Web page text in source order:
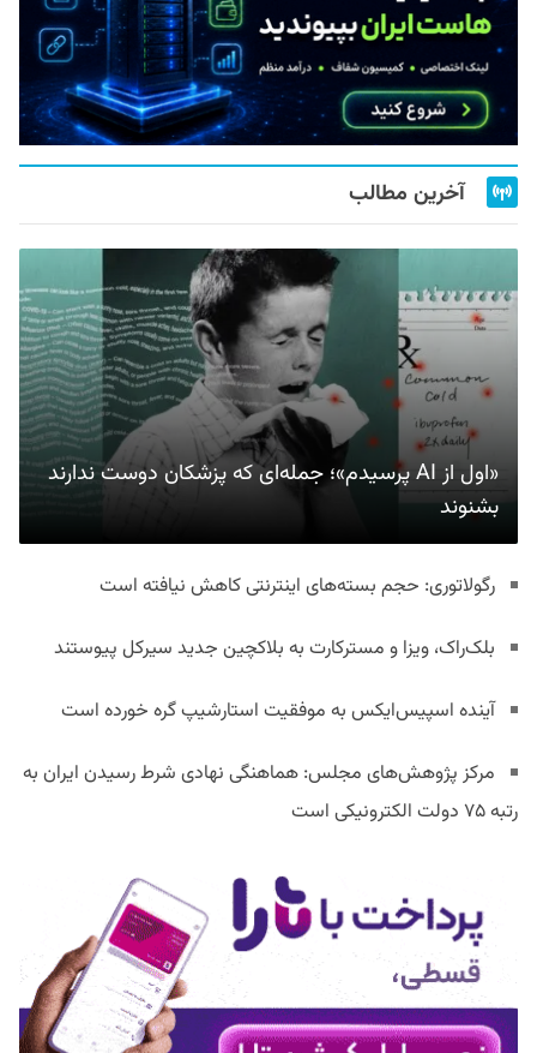
آخرین مطالب
«اول از AI پرسیدم»؛ جمله‌ای که پزشکان دوست ندارند
بشنوند
رگولاتوری: حجم بسته‌های اینترنتی کاهش نیافته است
بلک‌راک، ویزا و مسترکارت به بلاکچین جدید سیرکل پیوستند
آینده اسپیس‌ایکس به موفقیت استارشیپ گره خورده است
مرکز پژوهش‌های مجلس: هماهنگی نهادی شرط رسیدن ایران به
رتبه ۷۵ دولت الکترونیکی است